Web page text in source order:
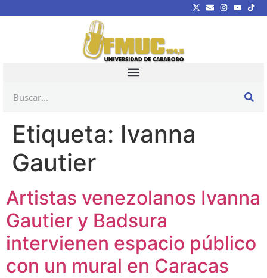
Etiqueta: Ivanna
Gautier
Artistas venezolanos Ivanna
Gautier y Badsura
intervienen espacio público
con un mural en Caracas